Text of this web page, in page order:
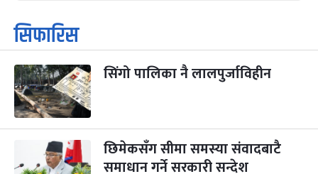
१
आइत
कार्तिक सङ्क्रान्ति
कार्तिक १, २०८३
३
मंगल
महानवमी
कार्तिक ३, २०८३
२ महिना बाँकी
४
कार्तिक ४, २०८३ -Oct 21, 2026
सिफारिस
सिंगो पालिका नै लालपुर्जाविहीन
छिमेकसँग सीमा समस्या संवादबाटै
समाधान गर्ने सरकारी सन्देश